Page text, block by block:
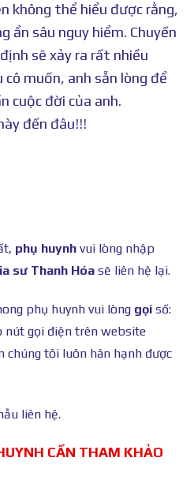
không thể hiểu được rằng,
ẩn sâu nguy hiểm. Chuyến
sẽ xảy ra rất nhiều
cô muốn, anh sẵn lòng để
cuộc đời của anh.
đến đâu!!!
phụ huynh vui lòng nhập
sư Thanh Hóa sẽ liên hệ lại.
phụ huynh vui lòng gọi số:
nút gọi điện trên website
chúng tôi luôn hân hạnh được
liên hệ.
CẦN THAM KHẢO